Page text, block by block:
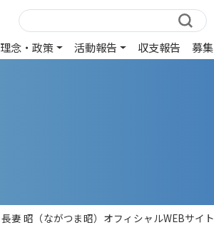
理念・政策 活動報告 収支報告 募集
長妻 昭（ながつま昭）オフィシャルWEBサイト